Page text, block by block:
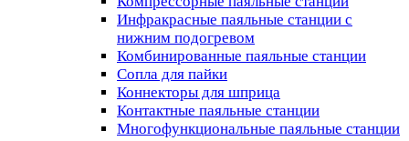
Инфракрасные паяльные станции с
нижним подогревом
Комбинированные паяльные станции
Сопла для пайки
Коннекторы для шприца
Контактные паяльные станции
Многофункциональные паяльные станции